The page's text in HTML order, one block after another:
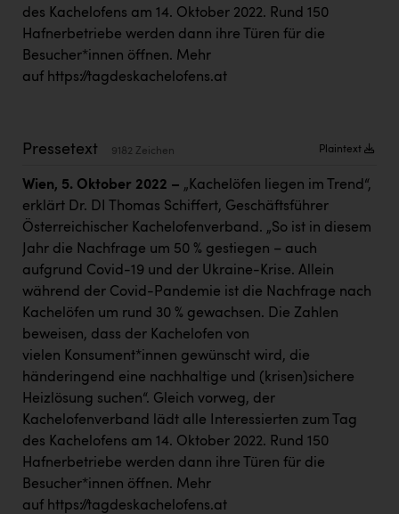
Orlen
PÜSPÖK
REMAX
RE/MAX Welcome
Resch&Frisch
RUBBLE MASTER
Ruderclub Wels
SCRI - Salzburg Cancer Research Institute
SCHMACHTL GmbH
Schwingshandl - automation technology gmbh
Smurfit Westrock Nettingsdorf
des Kachelofens am 14. Oktober 2022. Rund 150
Hafnerbetriebe werden dann ihre Türen für die
Besucher*innen öffnen. Mehr
auf https://tagdeskachelofens.at
Pressetext 9182 Zeichen Plaintext
Wien, 5. Oktober 2022 – „Kachelöfen liegen im Trend“,
erklärt Dr. DI Thomas Schiffert, Geschäftsführer
Österreichischer Kachelofenverband. „So ist in diesem
Jahr die Nachfrage um 50 % gestiegen – auch
aufgrund Covid-19 und der Ukraine-Krise. Allein
während der Covid-Pandemie ist die Nachfrage nach
Kachelöfen um rund 30 % gewachsen. Die Zahlen
beweisen, dass der Kachelofen von
vielen Konsument*innen gewünscht wird, die
händeringend eine nachhaltige und (krisen)sichere
Heizlösung suchen“. Gleich vorweg, der
Kachelofenverband lädt alle Interessierten zum Tag
des Kachelofens am 14. Oktober 2022. Rund 150
Hafnerbetriebe werden dann ihre Türen für die
Besucher*innen öffnen. Mehr
auf https://tagdeskachelofens.at